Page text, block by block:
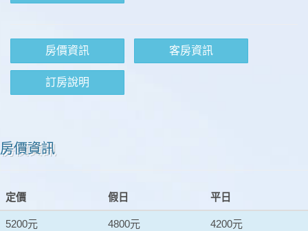
房價資訊 客房資訊
訂房說明
房價資訊
定價 假日 平日
5200元 4800元 4200元